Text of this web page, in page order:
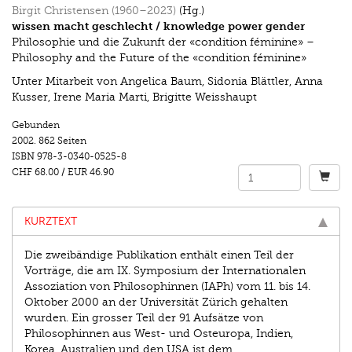
Birgit Christensen (1960–2023) (Hg.)
wissen macht geschlecht / knowledge power gender
Philosophie und die Zukunft der «condition féminine» –
Philosophy and the Future of the «condition féminine»
Unter Mitarbeit von Angelica Baum, Sidonia Blättler, Anna
Kusser, Irene Maria Marti, Brigitte Weisshaupt
Gebunden
2002. 862 Seiten
ISBN 978-3-0340-0525-8
CHF 68.00 / EUR 46.90
KURZTEXT
Die zweibändige Publikation enthält einen Teil der
Vorträge, die am IX. Symposium der Internationalen
Assoziation von Philosophinnen (IAPh) vom 11. bis 14.
Oktober 2000 an der Universität Zürich gehalten
wurden. Ein grosser Teil der 91 Aufsätze von
Philosophinnen aus West- und Osteuropa, Indien,
Korea, Australien und den USA ist dem